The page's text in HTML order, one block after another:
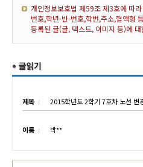
개인정보보호법 제59조 제3호에 따
번호,학년-반-번호,학번,주소,혈액형
등록된 글(글, 텍스트, 이미지 등)에
제목 2015학년도 2학기 7호차 노선 변
이름 박**